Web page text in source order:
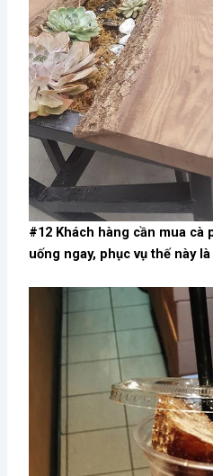
#12 Khách hàng cần mua
uống ngay, phục vụ thế này